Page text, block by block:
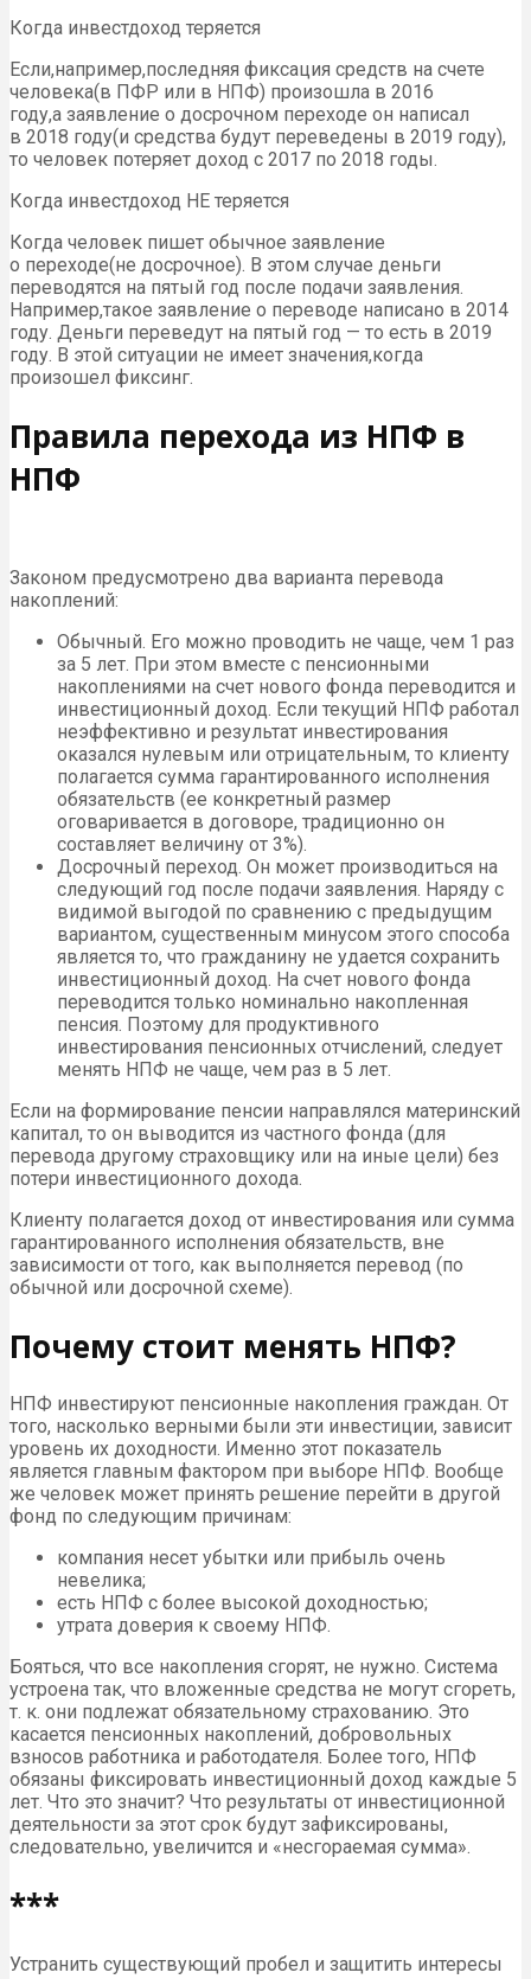
Когда инвестдоход теряется
Если,например,последняя фиксация средств на счете
человека(в ПФР или в НПФ) произошла в 2016
году,а заявление о досрочном переходе он написал
в 2018 году(и средства будут переведены в 2019 году),
то человек потеряет доход с 2017 по 2018 годы.
Когда инвестдоход НЕ теряется
Когда человек пишет обычное заявление
о переходе(не досрочное). В этом случае деньги
переводятся на пятый год после подачи заявления.
Например,такое заявление о переводе написано в 2014
году. Деньги переведут на пятый год — то есть в 2019
году. В этой ситуации не имеет значения,когда
произошел фиксинг.
Правила перехода из НПФ в
НПФ
Законом предусмотрено два варианта перевода
накоплений:
Обычный. Его можно проводить не чаще, чем 1 раз
за 5 лет. При этом вместе с пенсионными
накоплениями на счет нового фонда переводится и
инвестиционный доход. Если текущий НПФ работал
неэффективно и результат инвестирования
оказался нулевым или отрицательным, то клиенту
полагается сумма гарантированного исполнения
обязательств (ее конкретный размер
оговаривается в договоре, традиционно он
составляет величину от 3%).
Досрочный переход. Он может производиться на
следующий год после подачи заявления. Наряду с
видимой выгодой по сравнению с предыдущим
вариантом, существенным минусом этого способа
является то, что гражданину не удается сохранить
инвестиционный доход. На счет нового фонда
переводится только номинально накопленная
пенсия. Поэтому для продуктивного
инвестирования пенсионных отчислений, следует
менять НПФ не чаще, чем раз в 5 лет.
Если на формирование пенсии направлялся материнский
капитал, то он выводится из частного фонда (для
перевода другому страховщику или на иные цели) без
потери инвестиционного дохода.
Клиенту полагается доход от инвестирования или сумма
гарантированного исполнения обязательств, вне
зависимости от того, как выполняется перевод (по
обычной или досрочной схеме).
Почему стоит менять НПФ?
НПФ инвестируют пенсионные накопления граждан. От
того, насколько верными были эти инвестиции, зависит
уровень их доходности. Именно этот показатель
является главным фактором при выборе НПФ. Вообще
же человек может принять решение перейти в другой
фонд по следующим причинам:
компания несет убытки или прибыль очень
невелика;
есть НПФ с более высокой доходностью;
утрата доверия к своему НПФ.
Бояться, что все накопления сгорят, не нужно. Система
устроена так, что вложенные средства не могут сгореть,
т. к. они подлежат обязательному страхованию. Это
касается пенсионных накоплений, добровольных
взносов работника и работодателя. Более того, НПФ
обязаны фиксировать инвестиционный доход каждые 5
лет. Что это значит? Что результаты от инвестиционной
деятельности за этот срок будут зафиксированы,
следовательно, увеличится и «несгораемая сумма».
***
Устранить существующий пробел и защитить интересы